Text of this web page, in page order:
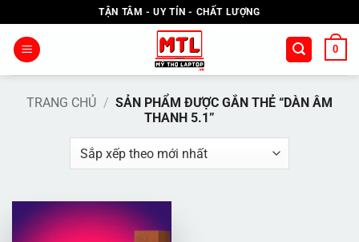
qua
nội
TẬN TÂM - UY TÍN - CHẤT LƯỢNG
0
TRANG CHỦ / SẢN PHẨM ĐƯỢC GẮN THẺ “DÀN ÂM
THANH 5.1”